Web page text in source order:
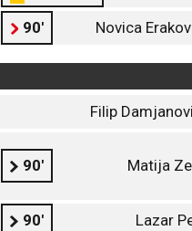
90' Novica
Filip
90' Matija
90' Lazar